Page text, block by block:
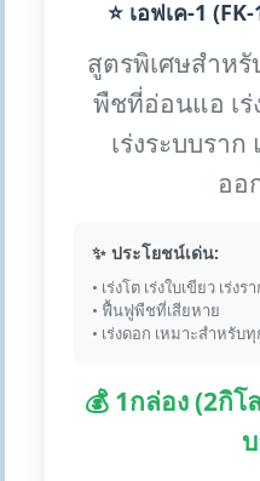
⭐ เอฟเค-1
สูตรพิเศษสำห
พืชที่อ่อนแอ เร่
เร่งระบบรา
ออ
✨ ประโยชน์เด่น:
• เร่งโต เร่งใบเขียว เร่งร
• ฟื้นฟูพืชที่เสียหาย
• เร่งดอก เหมาะสำหรับ
💰 1กล่อง (2กิโ